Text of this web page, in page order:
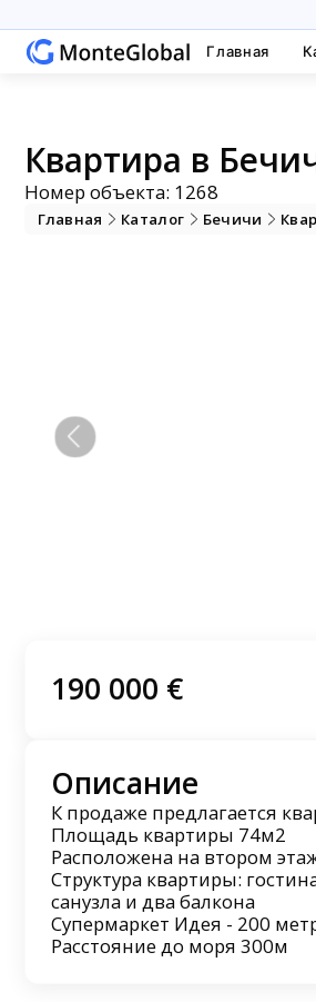
Главная
Квартира в
Номер объекта: 1268
Главная Каталог Бечичи
190 000 €
Описание
К продаже предлагается
Площадь квартиры 74м2
Расположена на втором
Структура квартиры:
санузла и два балкона
Супермаркет Идея - 200
Расстояние до моря 300м